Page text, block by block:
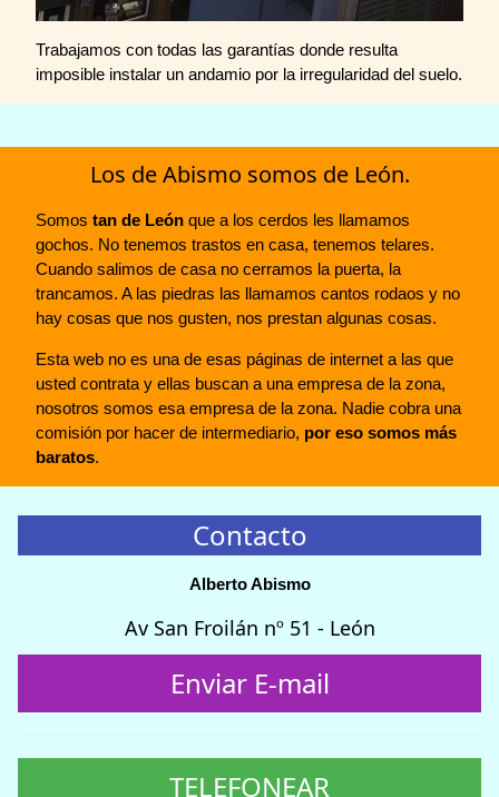
Trabajamos con todas las garantías donde resulta
imposible instalar un andamio por la irregularidad del suelo.
Los de Abismo somos de León.
Somos tan de León que a los cerdos les llamamos
gochos. No tenemos trastos en casa, tenemos telares.
Cuando salimos de casa no cerramos la puerta, la
trancamos. A las piedras las llamamos cantos rodaos y no
hay cosas que nos gusten, nos prestan algunas cosas.
Esta web no es una de esas páginas de internet a las que
usted contrata y ellas buscan a una empresa de la zona,
nosotros somos esa empresa de la zona. Nadie cobra una
comisión por hacer de intermediario, por eso somos más
baratos.
Contacto
Alberto Abismo
Av San Froilán nº 51 - León
Enviar E-mail
TELEFONEAR